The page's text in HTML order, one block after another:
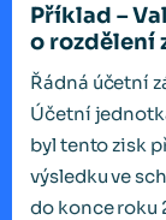
Příklad –
o rozdělení
Řádná účetní
Účetní
byl tento zisk
výsledku ve
do konce roku